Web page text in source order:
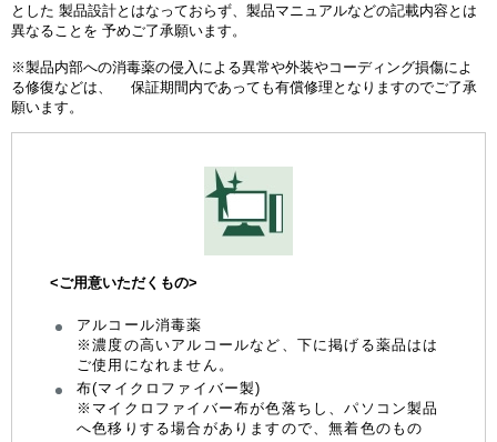
とした 製品設計とはなっておらず、製品マニュアルなどの記載内容とは
異なることを 予めご了承願います。
※製品内部への消毒薬の侵入による異常や外装やコーディング損傷によ
る修復などは、 保証期間内であっても有償修理となりますのでご了承
願います。
<ご用意いただくもの>
アルコール消毒薬
※濃度の高いアルコールなど、下に掲げる薬品はは
ご使用になれません。
布(マイクロファイバー製)
※マイクロファイバー布が色落ちし、パソコン製品
へ色移りする場合がありますので、無着色のもの